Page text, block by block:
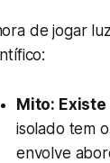
de jogar
Mito:
isolado tem
envolve